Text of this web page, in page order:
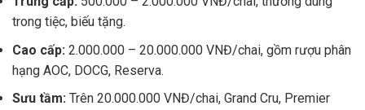
trong tiệc, biếu tặng.
Cao cấp: 2.000.000 – 20.000.000 VNĐ/chai, gồm rượu phân
hạng AOC, DOCG, Reserva.
Sưu tầm: Trên 20.000.000 VNĐ/chai, Grand Cru, Premier